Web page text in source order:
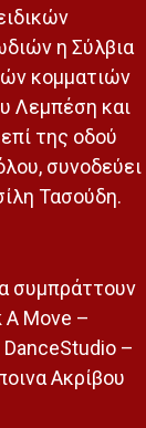
η Σύλβια
κομματιών
Λεμπέση και
της οδού
συνοδεύει
Τασούδη.
συμπράττουν
Move –
–
Ακρίβου